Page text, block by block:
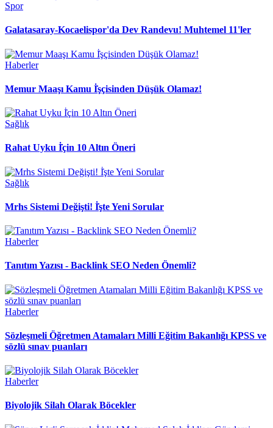
Spor
Galatasaray-Kocaelispor'da Dev Randevu! Muhtemel 11'ler
Haberler
Memur Maaşı Kamu İ̇şçisinden Düşük Olamaz!
Sağlık
Rahat Uyku İ̇çin 10 Altın Öneri
Sağlık
Mrhs Sistemi Değişti! İ̇şte Yeni Sorular
Haberler
Tanıtım Yazısı - Backlink SEO Neden Önemli?
Haberler
Sözleşmeli Öğretmen Atamaları Milli Eğitim Bakanlığı KPSS ve
sözlü sınav puanları
Haberler
Biyolojik Silah Olarak Böcekler